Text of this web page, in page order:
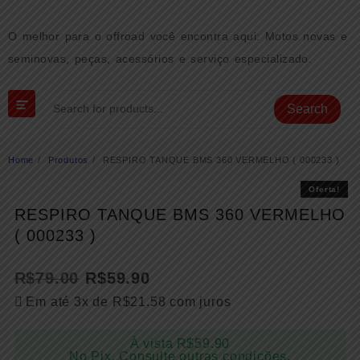
content
O melhor para o offroad você encontra aqui: Motos novas e
seminovas, peças, acessórios e serviço especializado.
Search
Home Produtos RESPIRO TANQUE BMS 360 VERMELHO ( 000233 )
Oferta!
RESPIRO TANQUE BMS 360 VERMELHO
( 000233 )
R$79.00 R$59.90
Em até 3x de R$21.58 com juros
À vista R$59.90
No Pix. Consulte outras condições.
Oferta!